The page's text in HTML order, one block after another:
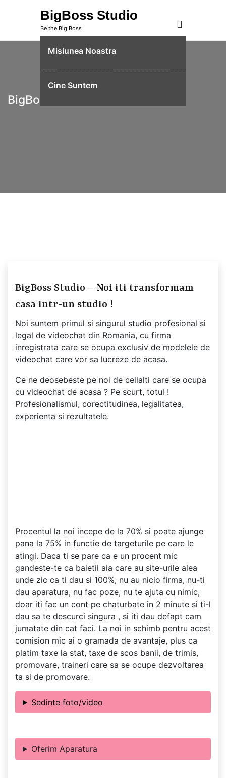
BigBoss Studio
Be the Big Boss
Misiunea Noastra
Cine Suntem
BigBoss Studio
BigBoss Studio – Noi iti transformam
casa intr-un studio !
Noi suntem primul si singurul studio profesional si
legal de videochat din Romania, cu firma
inregistrata care se ocupa exclusiv de modelele de
videochat care vor sa lucreze de acasa.
Ce ne deosebeste pe noi de ceilalti care se ocupa
cu videochat de acasa ? Pe scurt, totul !
Profesionalismul, corectitudinea, legalitatea,
experienta si rezultatele.
Procentul la noi incepe de la 70% si poate ajunge
pana la 75% in functie de targeturile pe care le
atingi. Daca ti se pare ca e un procent mic
gandeste-te ca baietii aia care au site-urile alea
unde zic ca ti dau si 100%, nu au nicio firma, nu-ti
dau aparatura, nu fac poze, nu te ajuta cu nimic,
doar iti fac un cont pe chaturbate in 2 minute si ti-l
dau sa te descurci singura , si iti dau defapt cam
jumatate din cat faci. La noi in schimb pentru acest
comision mic ai o gramada de avantaje, plus ca
platim taxe la stat, taxe de scos banii, de trimis,
promovare, traineri care sa se ocupe dezvoltarea
ta si de promovare.
Sedinte foto/video
Oferim Aparatura